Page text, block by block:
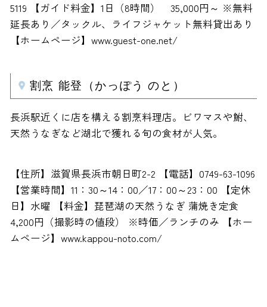
5119 【ガイド料金】1日（8時間） 35,000円～ ※無料
延長あり／タックル、ライフジャケット無料貸出あり
【ホームページ】www.guest-one.net/
割烹 能登（かっぽう のと）
長浜駅近くに店を構える割烹料理店。ビワマスや鮒、
天然うなぎなど湖北で獲れる旬の食材が人気。
【住所】滋賀県長浜市朝日町2-2 【電話】0749-63-1096
【営業時間】11：30～14：00／17：00～23：00 【定休
日】水曜 【料金】琵琶湖の天然うなぎ 蒲焼き定食
4,200円（撮影時の値段） ※時価／ランチのみ 【ホー
ムページ】www.kappou-noto.com/